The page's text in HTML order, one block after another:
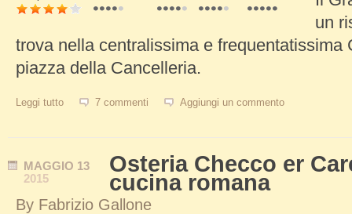
Schede Verticali
un
trova nella centralissima e frequentatissima
piazza della Cancelleria.
Leggi tutto su Ristorante Grappolo d'oro Zampanò, cucina tipica romana
7 commenti Aggiungi un commento
MAGGIO 13
2015
Osteria Checco er
cucina romana
By Fabrizio Gallone